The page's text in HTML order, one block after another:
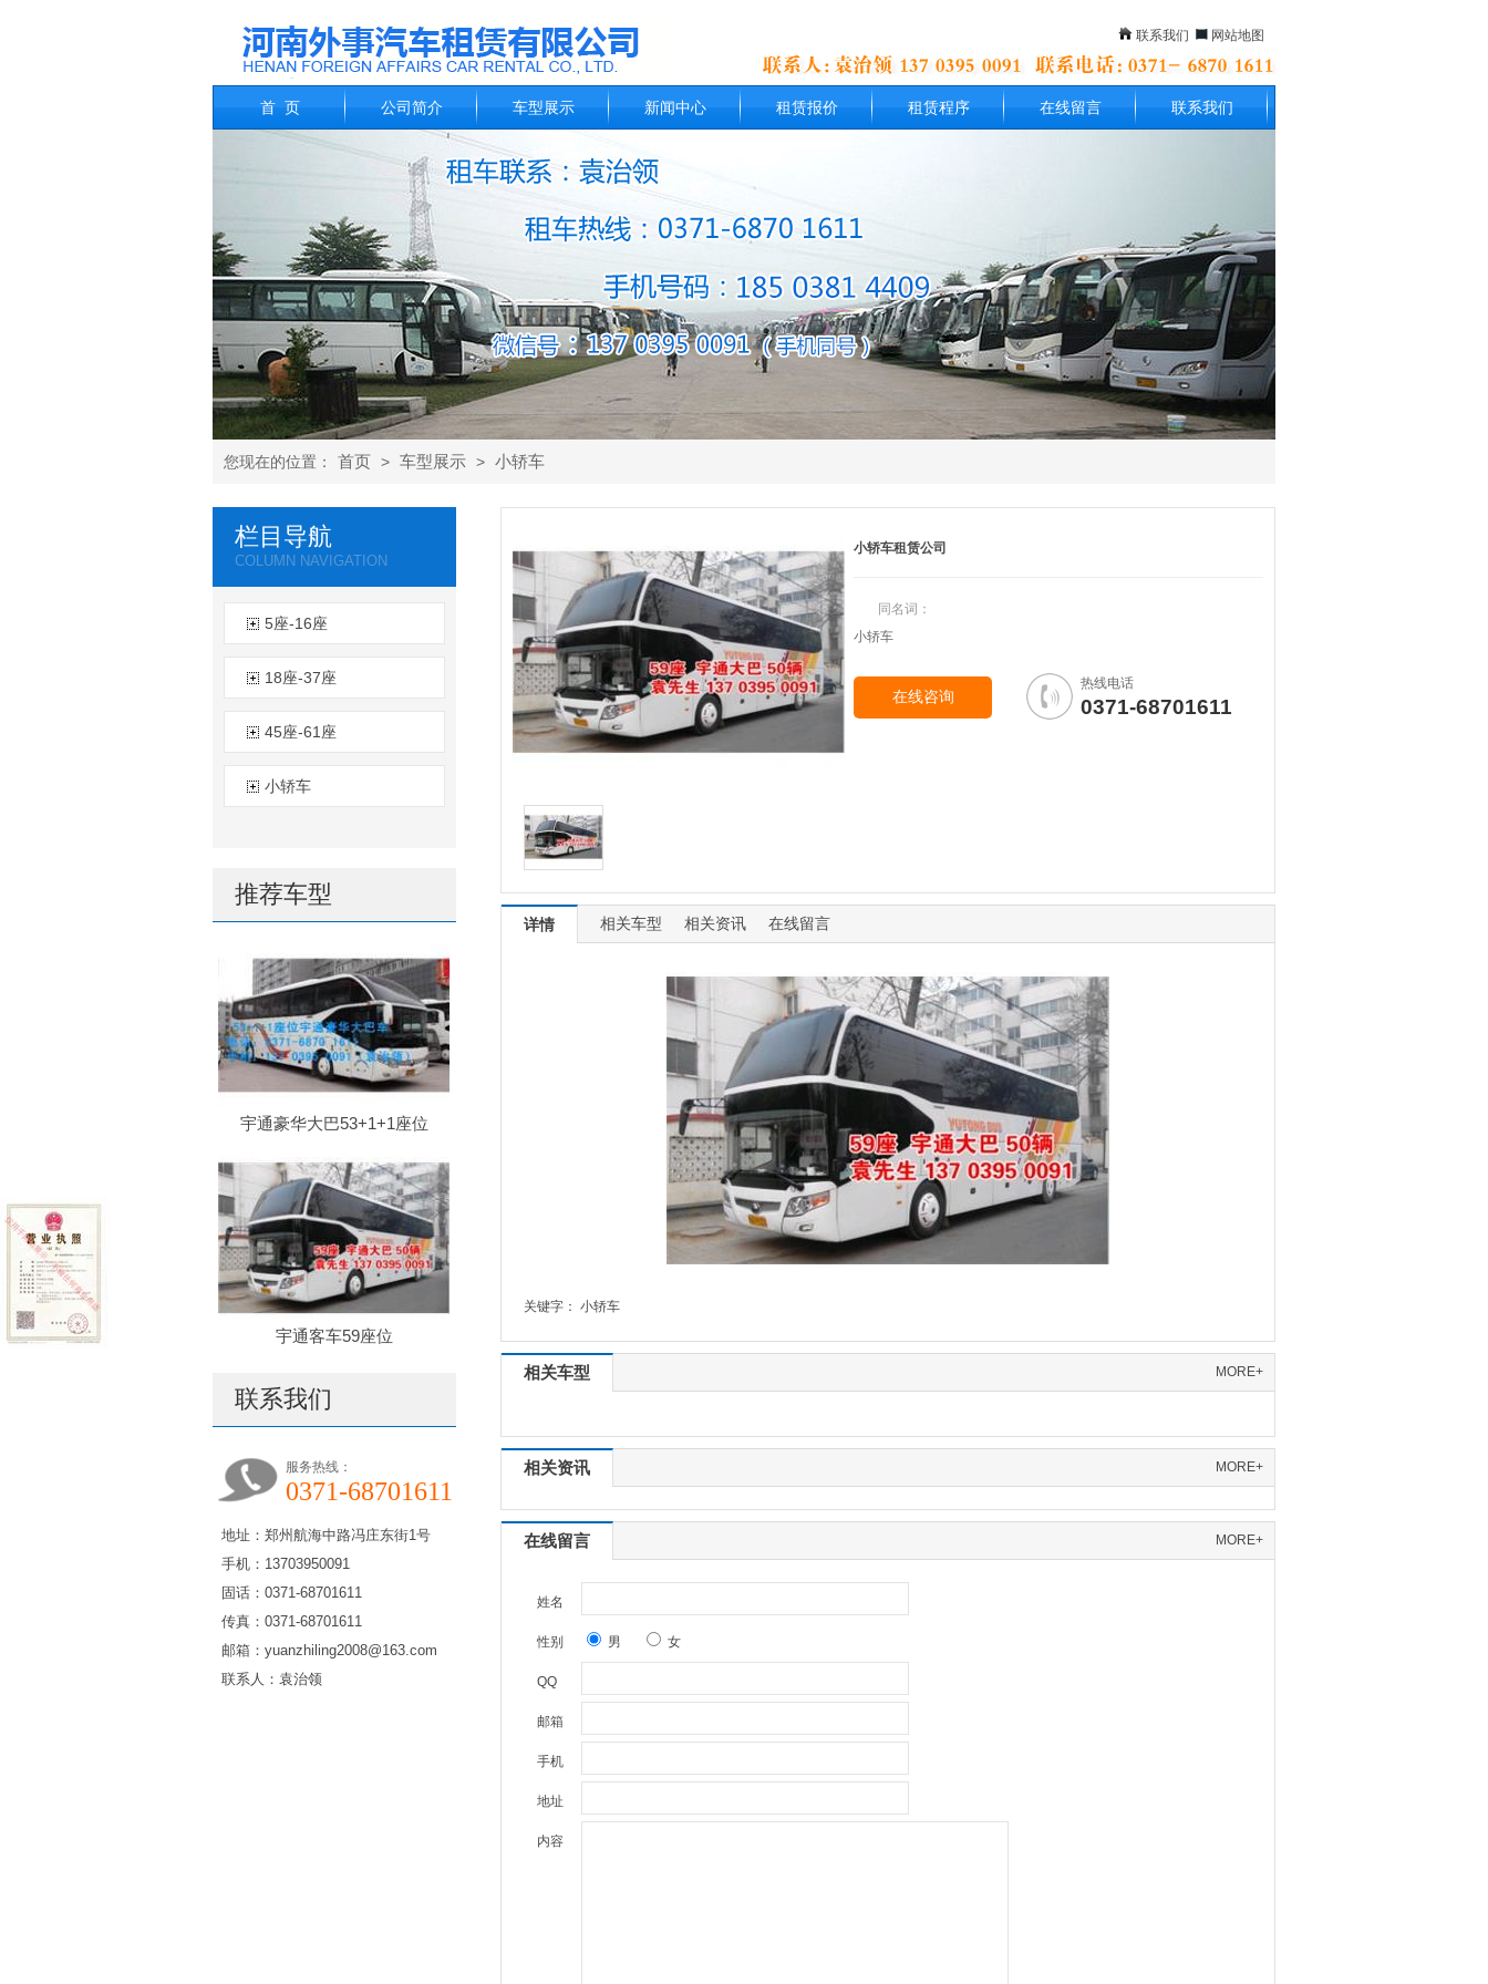
联系我们 网站地图
首 页 公司简介 车型展示 新闻中心 租赁报价 租赁程序 在线留言 联系我们
您现在的位置： 首页 > 车型展示 > 小轿车
栏目导航
COLUMN NAVIGATION
5座-16座
18座-37座
45座-61座
小轿车
推荐车型
宇通豪华大巴53+1+1座位
宇通客车59座位
联系我们
服务热线：
0371-68701611
地址：郑州航海中路冯庄东街1号
手机：13703950091
固话：0371-68701611
传真：0371-68701611
邮箱：yuanzhiling2008@163.com
联系人：袁治领
小轿车租赁公司
同名词：
小轿车
在线咨询
热线电话
0371-68701611
详情 相关车型 相关资讯 在线留言
关键字： 小轿车
MORE+
相关车型
MORE+
相关资讯
MORE+
在线留言
姓名
性别 男 女
QQ
邮箱
手机
地址
内容